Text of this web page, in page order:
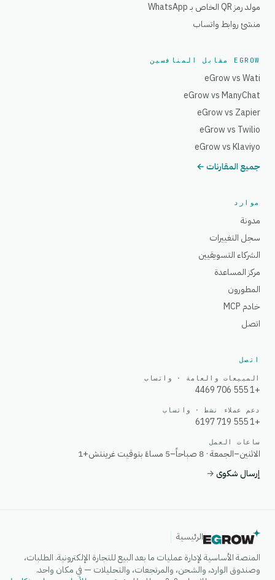
مولد رمز QR الخاص بـ WhatsApp
منشئ روابط واتساب
EGROW مقابل المنافسين
eGrow vs Wati
eGrow vs ManyChat
eGrow vs Zapier
eGrow vs Twilio
eGrow vs Klaviyo
جميع المقارنات ←
موارد
مدونة
سجل التغييرات
الشركاء التسويقيين
مركز المساعدة
المطورون
خادم MCP
اتصل
اتصل
المبيعات والعامة · واتساب
+1 555 706 4469
دعم عملاء نشط · واتساب
+1 555 719 6197
ساعات العمل
الاثنين–الجمعة · 8 صباحاً–5 مساءً بتوقيت غرينتش+1
إرسال شكوى→
الرئيسية
المنصة الأساسية لإدارة عمليات ما بعد البيع للتجارة الإلكترونية. الطلبات،
وصندوق الوارد، والشحن، والمرتجعات، والتحليلات — في مكان واحد.